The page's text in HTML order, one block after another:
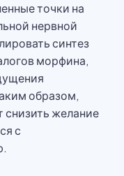
точки на
нервной
синтез
морфина,
образом,
снизить желание
с